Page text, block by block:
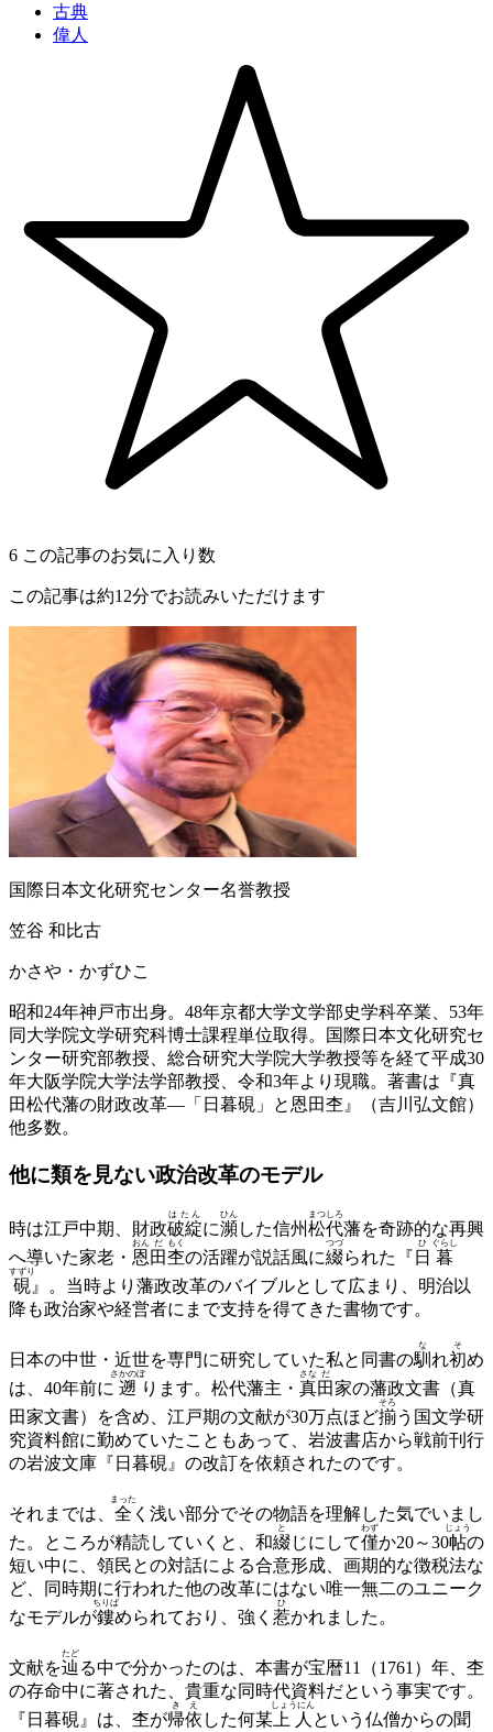
古典
偉人
6 この記事のお気に入り数
この記事は約12分でお読みいただけます
国際日本文化研究センター名誉教授
笠谷 和比古
かさや・かずひこ
昭和24年神戸市出身。48年京都大学文学部史学科卒業、53年
同大学院文学研究科博士課程単位取得。国際日本文化研究セ
ンター研究部教授、総合研究大学院大学教授等を経て平成30
年大阪学院大学法学部教授、令和3年より現職。著書は『真
田松代藩の財政改革―「日暮硯」と恩田杢』（吉川弘文館）
他多数。
他に類を見ない政治改革のモデル
時は江戸中期、財政破綻
はたん
に瀕
ひん
した信州松代
まつしろ
藩を奇跡的な再興
へ導いた家老・ 恩
おん
田
だ
杢
もく
の活躍が説話風に綴
つづ
られた『 日
ひ
暮
ぐらし
硯
すずり
』。当時より藩政改革のバイブルとして広まり、明治以
降も政治家や経営者にまで支持を得てきた書物です。
日本の中世・近世を専門に研究していた私と同書の馴
な
れ初
そ
め
は、40年前に 遡
さかのぼ
ります。松代藩主・ 真
さな
田
だ
家の藩政文書（真
田家文書）を含め、江戸期の文献が30万点ほど揃
そろ
う国文学研
究資料館に勤めていたこともあって、岩波書店から戦前刊行
の岩波文庫『日暮硯』の改訂を依頼されたのです。
それまでは、 全
まった
く浅い部分でその物語を理解した気でいまし
た。ところが精読していくと、和綴
と
じにして僅
わず
か20～30帖
じょう
の
短い中に、領民との対話による合意形成、画期的な徴税法な
ど、同時期に行われた他の改革にはない唯一無二のユニーク
なモデルが鏤
ちりば
められており、強く 惹
ひ
かれました。
文献を辿
たど
る中で分かったのは、本書が宝暦11（1761）年、杢
の存命中に著された、貴重な同時代資料だという事実です。
『日暮硯』は、杢が帰
き
依
え
した何某 上人
しょうにん
という仏僧からの聞